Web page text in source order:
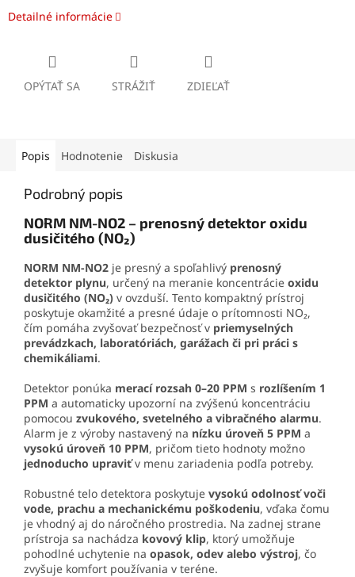
Detailné informácie
OPÝTAŤ SA STRÁŽIŤ ZDIEĽAŤ
Popis Hodnotenie Diskusia
Podrobný popis
NORM NM-NO2 – prenosný detektor oxidu
dusičitého (NO₂)
NORM NM-NO2 je presný a spoľahlivý prenosný
detektor plynu, určený na meranie koncentrácie oxidu
dusičitého (NO₂) v ovzduší. Tento kompaktný prístroj
poskytuje okamžité a presné údaje o prítomnosti NO₂,
čím pomáha zvyšovať bezpečnosť v priemyselných
prevádzkach, laboratóriách, garážach či pri práci s
chemikáliami.
Detektor ponúka merací rozsah 0–20 PPM s rozlíšením 1
PPM a automaticky upozorní na zvýšenú koncentráciu
pomocou zvukového, svetelného a vibračného alarmu.
Alarm je z výroby nastavený na nízku úroveň 5 PPM a
vysokú úroveň 10 PPM, pričom tieto hodnoty možno
jednoducho upraviťv menu zariadenia podľa potreby.
Robustné telo detektora poskytuje vysokú odolnosť voči
vode, prachu a mechanickému poškodeniu, vďaka čomu
je vhodný aj do náročného prostredia. Na zadnej strane
prístroja sa nachádza kovový klip, ktorý umožňuje
pohodlné uchytenie na opasok, odev alebo výstroj, čo
zvyšuje komfort používania v teréne.